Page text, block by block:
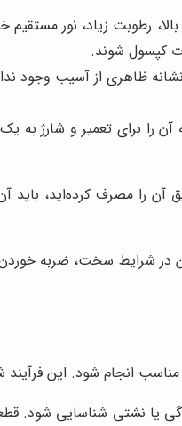
رطوبت زیاد، نور مستقیم
کپسول شوند.
ظاهری از آسیب وجود
را برای تعمیر و شارژ به
را مصرف کرده‌اید، باید
شرایط سخت، ضربه
انجام شود. این
نشتی شناسایی شود.